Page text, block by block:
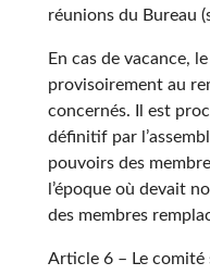
réunions du Bureau
En cas de vacance,
provisoirement au
concernés. Il est
définitif par
pouvoirs des
l’époque où devait
des membres
Article 6 – Le comité